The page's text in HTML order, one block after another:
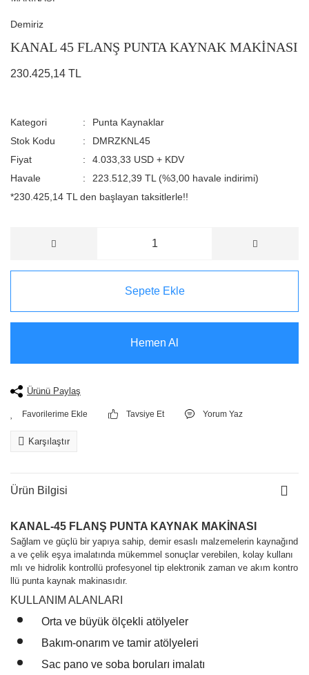
Demiriz
KANAL 45 FLANŞ PUNTA KAYNAK MAKİNASI
230.425,14 TL
Kategori
Punta Kaynaklar
Stok Kodu
DMRZKNL45
Fiyat
4.033,33 USD + KDV
Havale
223.512,39 TL (%3,00 havale indirimi)
*230.425,14 TL den başlayan taksitlerle!!
Sepete Ekle
Hemen Al
Ürünü Paylaş
Tavsiye Et Yorum Yaz
Karşılaştır
Ürün Bilgisi
KANAL-45 FLANŞ PUNTA KAYNAK MAKİNASI
Sağlam ve güçlü bir yapıya sahip, demir esaslı malzemelerin kaynağınd
a ve çelik eşya imalatında mükemmel sonuçlar verebilen, kolay kullanı
mlı ve hidrolik kontrollü profesyonel tip elektronik zaman ve akım kontro
llü punta kaynak makinasıdır.
KULLANIM ALANLARI
Orta ve büyük ölçekli atölyeler
Bakım-onarım ve tamir atölyeleri
Sac pano ve soba boruları imalatı